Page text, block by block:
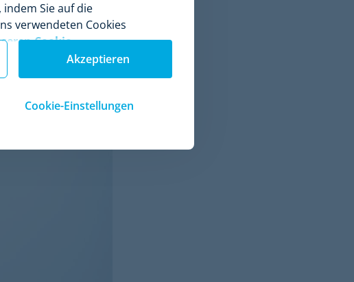
Sie den
stellen, so
können. Damit
Datum der
anschauen
. Diese
Sie auf die
verwendeten Cookies
Cookie-
Akzeptieren
Cookie-Einstellungen